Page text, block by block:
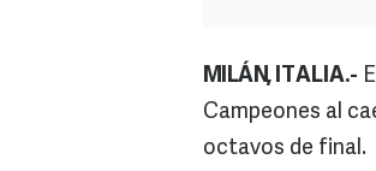
MILÁN, ITALIA.-
Campeones al
octavos de final.